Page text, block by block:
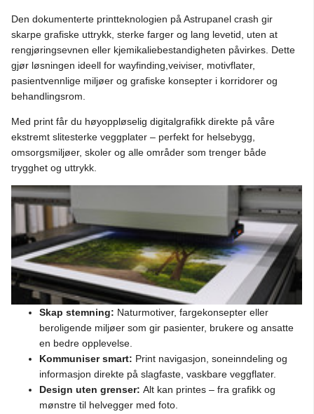
Den dokumenterte printteknologien på Astrupanel crash gir
skarpe grafiske uttrykk, sterke farger og lang levetid, uten at
rengjøringsevnen eller kjemikaliebestandigheten påvirkes. Dette
gjør løsningen ideell for wayfinding,veiviser, motivflater,
pasientvennlige miljøer og grafiske konsepter i korridorer og
behandlingsrom.
Med print får du høyoppløselig digitalgrafikk direkte på våre
ekstremt slitesterke veggplater – perfekt for helsebygg,
omsorgsmiljøer, skoler og alle områder som trenger både
trygghet og uttrykk.
Skap stemning: Naturmotiver, fargekonsepter eller
beroligende miljøer som gir pasienter, brukere og ansatte
en bedre opplevelse.
Kommuniser smart: Print navigasjon, soneinndeling og
informasjon direkte på slagfaste, vaskbare veggflater.
Design uten grenser: Alt kan printes – fra grafikk og
mønstre til helvegger med foto.